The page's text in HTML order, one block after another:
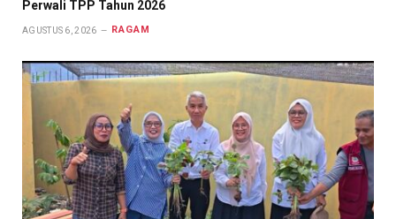
Perwali TPP Tahun 2026
AGUSTUS 6, 2026 RAGAM